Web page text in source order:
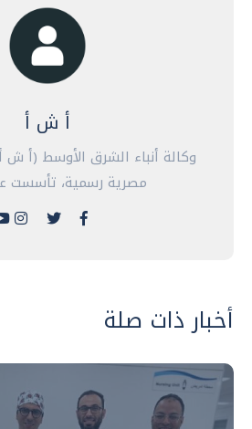
أ ش أ
وكالة أنباء الشرق الأوسط (أ ش
مصرية رسمية، تأسست عام
أخبار ذات صلة